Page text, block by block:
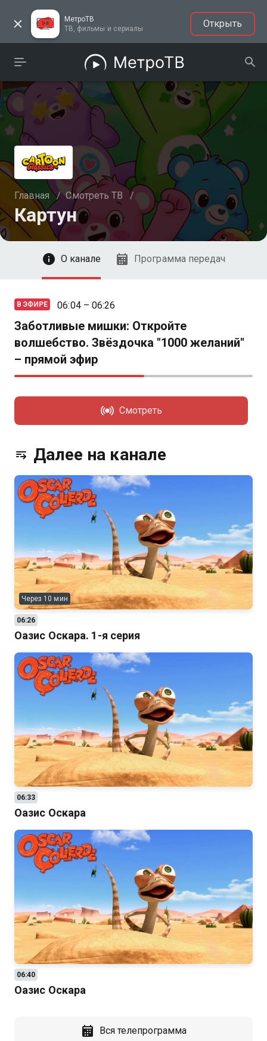
МетроТВ
ТВ, фильмы и сериалы
Открыть
Главная / Смотреть ТВ /
Картун Смотреть
О канале Программа передач
В ЭФИРЕ 06:04 – 06:26
Заботливые мишки: Откройте
волшебство. Звёздочка "1000 желаний"
– прямой эфир
Смотреть
Далее на канале
Через 10 мин
06:26
Оазис Оскара. 1-я серия
06:33
Оазис Оскара
06:40
Оазис Оскара
Вся телепрограмма